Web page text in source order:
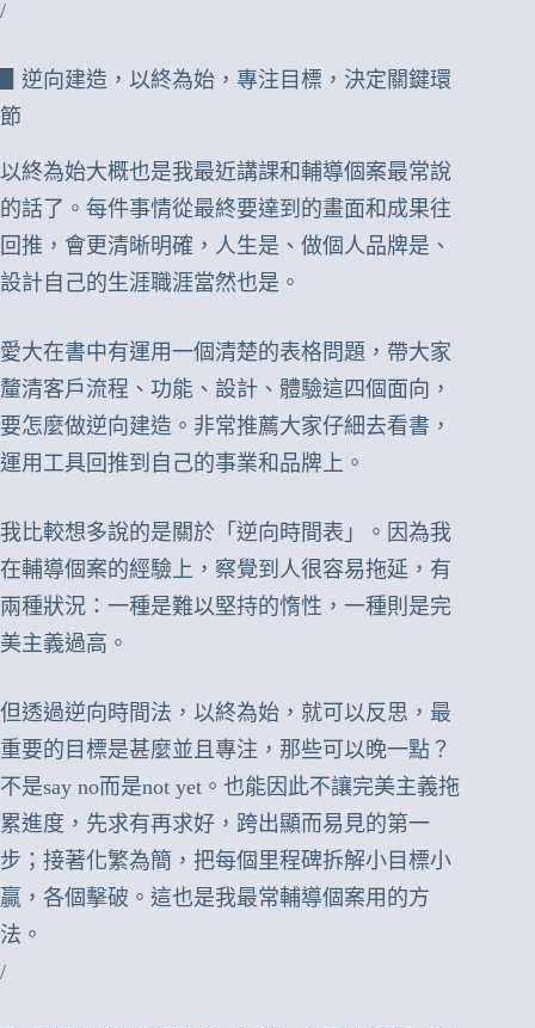
/
▋逆向建造，以終為始，專注目標，決定關鍵環
節
以終為始大概也是我最近講課和輔導個案最常說
的話了。每件事情從最終要達到的畫面和成果往
回推，會更清晰明確，人生是、做個人品牌是、
設計自己的生涯職涯當然也是。
愛大在書中有運用一個清楚的表格問題，帶大家
釐清客戶流程、功能、設計、體驗這四個面向，
要怎麼做逆向建造。非常推薦大家仔細去看書，
運用工具回推到自己的事業和品牌上。
我比較想多說的是關於「逆向時間表」。因為我
在輔導個案的經驗上，察覺到人很容易拖延，有
兩種狀況：一種是難以堅持的惰性，一種則是完
美主義過高。
但透過逆向時間法，以終為始，就可以反思，最
重要的目標是甚麼並且專注，那些可以晚一點？
不是say no而是not yet。也能因此不讓完美主義拖
累進度，先求有再求好，跨出顯而易見的第一
步；接著化繁為簡，把每個里程碑拆解小目標小
贏，各個擊破。這也是我最常輔導個案用的方
法。
/